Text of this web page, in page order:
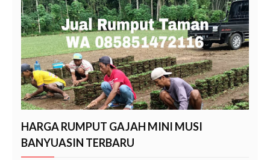
HARGA RUMPUT GAJAH MINI MUSI
BANYUASIN TERBARU